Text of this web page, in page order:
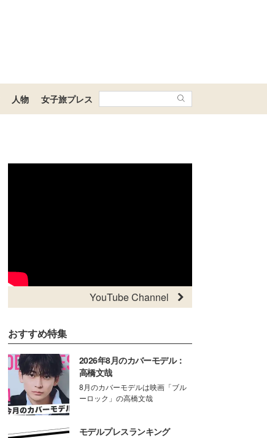
人物 女子旅プレス
YouTube Channel
おすすめ特集
2026年8月のカバーモデル：
高橋文哉
8月のカバーモデルは映画「ブル
ーロック」の高橋文哉
モデルプレスランキング